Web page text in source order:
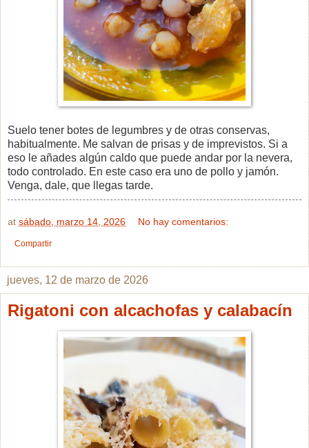
Suelo tener botes de legumbres y de otras conservas,
habitualmente. Me salvan de prisas y de imprevistos. Si a
eso le añades algún caldo que puede andar por la nevera,
todo controlado. En este caso era uno de pollo y jamón.
Venga, dale, que llegas tarde.
at sábado, marzo 14, 2026 No hay comentarios:
Compartir
jueves, 12 de marzo de 2026
Rigatoni con alcachofas y calabacín